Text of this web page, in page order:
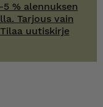
% alennuksen
Tarjous vain
uutiskirje